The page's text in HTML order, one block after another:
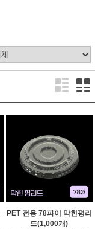
PET 전용 78파이 막힌평리
드(1,000개)